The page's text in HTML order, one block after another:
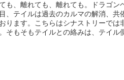
も、離れても、離れても。ドラゴン
、テイルは過去のカルマの解消、共
ります。こちらはシナストリーでは
そもそもテイルとの絡みは、テイル